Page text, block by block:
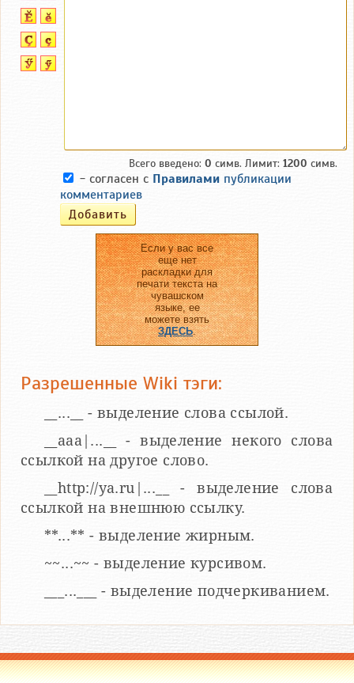
Всего введено: 0 симв. Лимит: 1200 симв.
- согласен с Правилами публикации
комментариев
Если у вас все
еще нет
раскладки для
печати текста на
чувашском
языке, ее
можете взять
ЗДЕСЬ.
Разрешенные Wiki тэги:
__...__ - выделение слова ссылой.
__aaa|...__ - выделение некого слова
ссылкой на другое слово.
__http://ya.ru|...__ - выделение слова
ссылкой на внешнюю ссылку.
**...** - выделение жирным.
~~...~~ - выделение курсивом.
___...___ - выделение подчеркиванием.